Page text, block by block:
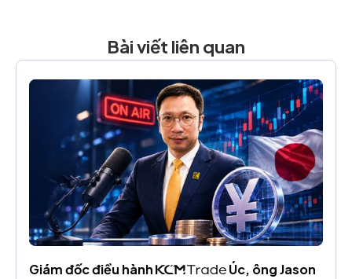
Bài viết liên quan
Giám đốc điều hành
Úc, ông Jason